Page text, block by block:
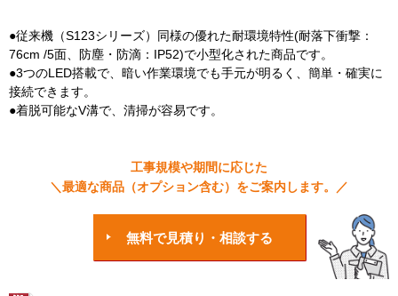
●従来機（S123シリーズ）同様の優れた耐環境特性(耐落下衝撃：
76cm /5面、防塵・防滴：IP52)で小型化された商品です。
●3つのLED搭載で、暗い作業環境でも手元が明るく、簡単・確実に
接続できます。
●着脱可能なV溝で、清掃が容易です。
工事規模や期間に応じた
＼最適な商品（オプション含む）をご案内します。／
無料で見積り・相談する